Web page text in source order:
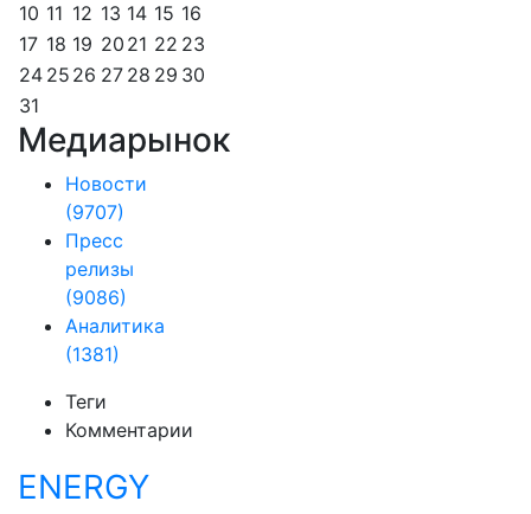
10 11 12 13 14 15 16
17 18 19 20 21 22 23
24 25 26 27 28 29 30
31
Медиарынок
Новости
(9707)
Пресс
релизы
(9086)
Аналитика
(1381)
Теги
Комментарии
ENERGY